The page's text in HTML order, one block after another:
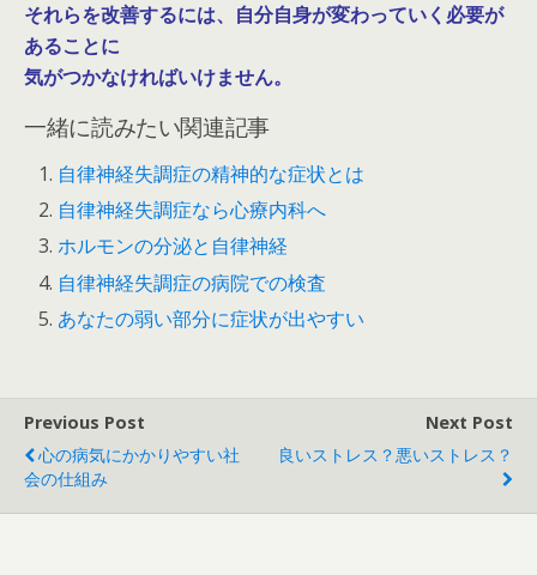
それらを改善するには、自分自身が変わっていく必要が
あることに
気がつかなければいけません。
一緒に読みたい関連記事
自律神経失調症の精神的な症状とは
自律神経失調症なら心療内科へ
ホルモンの分泌と自律神経
自律神経失調症の病院での検査
あなたの弱い部分に症状が出やすい
Previous Post
心の病気にかかりやすい社
会の仕組み
Next Post
良いストレス？悪いストレス？